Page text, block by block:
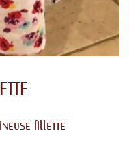
fillette